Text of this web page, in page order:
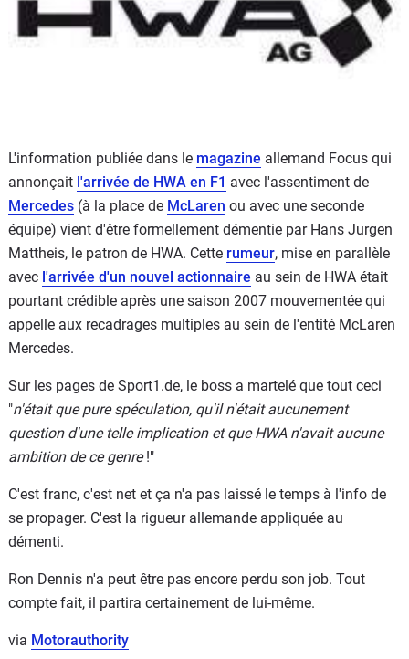
L'information publiée dans le magazine allemand Focus qui
annonçait l'arrivée de HWA en F1 avec l'assentiment de
Mercedes (à la place de McLaren ou avec une seconde
équipe) vient d'être formellement démentie par Hans Jurgen
Mattheis, le patron de HWA. Cette rumeur, mise en parallèle
avec l'arrivée d'un nouvel actionnaire au sein de HWA était
pourtant crédible après une saison 2007 mouvementée qui
appelle aux recadrages multiples au sein de l'entité McLaren
Mercedes.
Sur les pages de Sport1.de, le boss a martelé que tout ceci
"n'était que pure spéculation, qu'il n'était aucunement
question d'une telle implication et que HWA n'avait aucune
ambition de ce genre!"
C'est franc, c'est net et ça n'a pas laissé le temps à l'info de
se propager. C'est la rigueur allemande appliquée au
démenti.
Ron Dennis n'a peut être pas encore perdu son job. Tout
compte fait, il partira certainement de lui-même.
via Motorauthority